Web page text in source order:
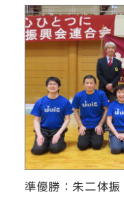
準優勝：朱二体振